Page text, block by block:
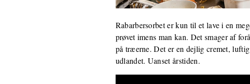
Rabarbersorbet er kun til et lave i en
prøvet imens man kan. Det smager af
på træerne. Det er en dejlig cremet,
udlandet. Uanset årstiden.